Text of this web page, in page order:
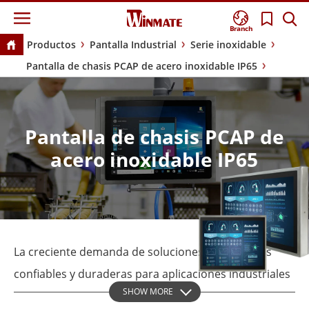
Branch
Productos Pantalla Industrial
Serie inoxidable
Pantalla de chasis PCAP de acero inoxidable IP65
Pantalla de chasis PCAP de
acero inoxidable IP65
La creciente demanda de soluciones informáticas
confiables y duraderas para aplicaciones industriales
y comerciales exige tecnologías que puedan resistir
SHOW MORE